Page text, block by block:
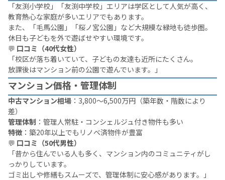
「友渕小学校」「友渕中学校」エリアは学区として人気が高く、
教育熱心な家庭が多いエリアでもあります。
また、「毛馬公園」「桜ノ宮公園」など大規模な緑地も徒歩圏。
休日も子どもを外で遊ばせやすい環境です。
💬 口コミ（40代女性）
「校区が落ち着いていて、子どもの友達も近所にたくさん。
放課後はマンション前の公園で遊んでいます。」
マンション価格・管理体制
中古マンション相場 ：3,800〜6,500万円（築年数・階数により
差）
管理体制 ：管理人常駐・コンシェルジュ付き物件も多い
特徴 ：築20年以上でもリノベ済物件が豊富
💬 口コミ（50代男性）
「昔から住んでいる人も多く、マンション内のコミュニティがし
っかりしています。
ゴミ出しや修繕もスムーズで、管理体制に安心感があります。」